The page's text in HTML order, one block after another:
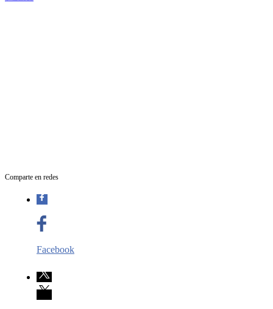
Comparte en redes
Facebook